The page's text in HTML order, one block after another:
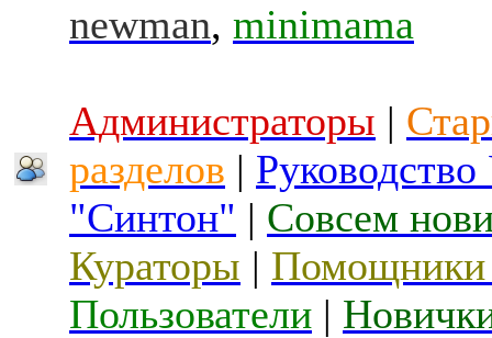
newman, minimama
Администраторы |
разделов |
"Синтон" | Совсем
Кураторы | Помощники
Пользователи |